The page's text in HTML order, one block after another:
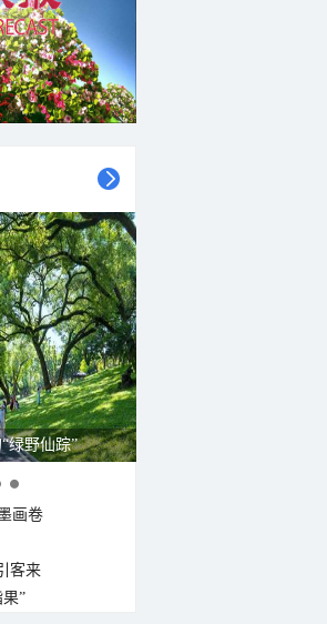
绿野仙踪”
画卷
客来
”